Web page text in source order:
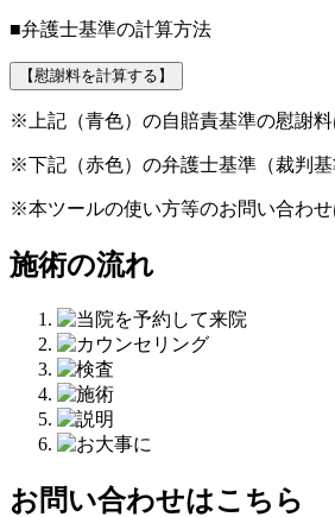
■弁護士基準の計算方法
【慰謝料を計算する】
※上記（青色）の自賠責基準の慰謝
※下記（赤色）の弁護士基準（裁判
※本ツールの使い方等のお問い合わせ
施術の流れ
お問い合わせはこちら